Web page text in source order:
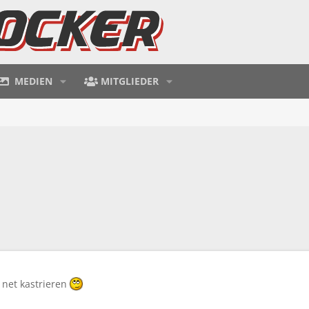
MEDIEN MITGLIEDER
kastrieren